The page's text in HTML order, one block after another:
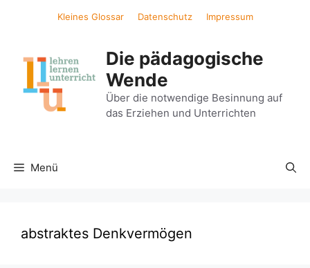
Kleines Glossar Datenschutz Impressum
Die pädagogische
Wende
Über die notwendige Besinnung auf
das Erziehen und Unterrichten
Menü
abstraktes Denkvermögen